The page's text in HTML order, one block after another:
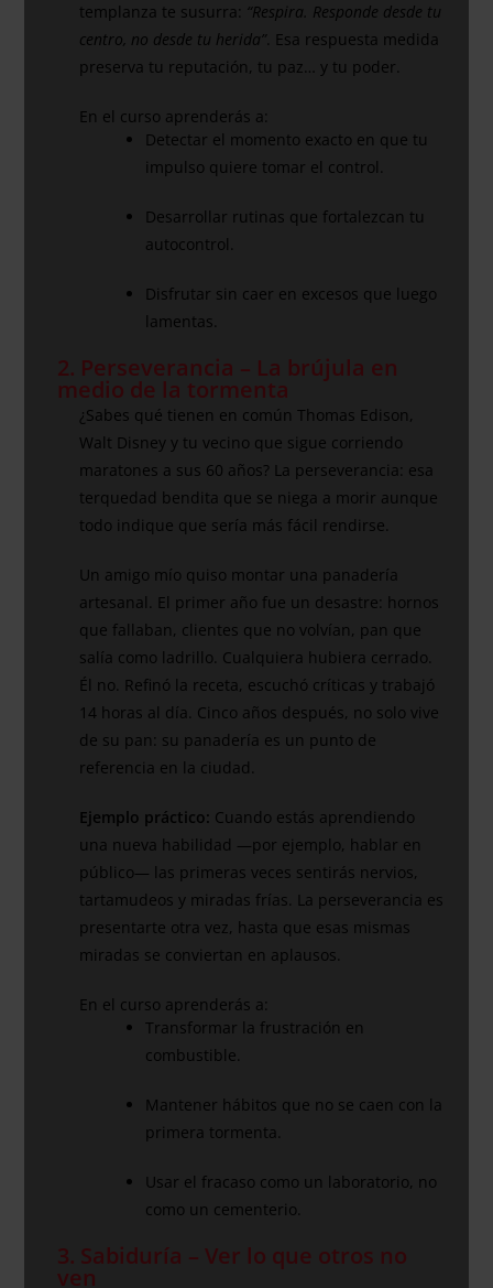
templanza te susurra: “Respira. Responde desde tu
centro, no desde tu herida”. Esa respuesta medida
preserva tu reputación, tu paz… y tu poder.
En el curso aprenderás a:
Detectar el momento exacto en que tu
impulso quiere tomar el control.
Desarrollar rutinas que fortalezcan tu
autocontrol.
Disfrutar sin caer en excesos que luego
lamentas.
2. Perseverancia – La brújula en
medio de la tormenta
¿Sabes qué tienen en común Thomas Edison,
Walt Disney y tu vecino que sigue corriendo
maratones a sus 60 años? La perseverancia: esa
terquedad bendita que se niega a morir aunque
todo indique que sería más fácil rendirse.
Un amigo mío quiso montar una panadería
artesanal. El primer año fue un desastre: hornos
que fallaban, clientes que no volvían, pan que
salía como ladrillo. Cualquiera hubiera cerrado.
Él no. Refinó la receta, escuchó críticas y trabajó
14 horas al día. Cinco años después, no solo vive
de su pan: su panadería es un punto de
referencia en la ciudad.
Ejemplo práctico: Cuando estás aprendiendo
una nueva habilidad —por ejemplo, hablar en
público— las primeras veces sentirás nervios,
tartamudeos y miradas frías. La perseverancia es
presentarte otra vez, hasta que esas mismas
miradas se conviertan en aplausos.
En el curso aprenderás a:
Transformar la frustración en
combustible.
Mantener hábitos que no se caen con la
primera tormenta.
Usar el fracaso como un laboratorio, no
como un cementerio.
3. Sabiduría – Ver lo que otros no
ven